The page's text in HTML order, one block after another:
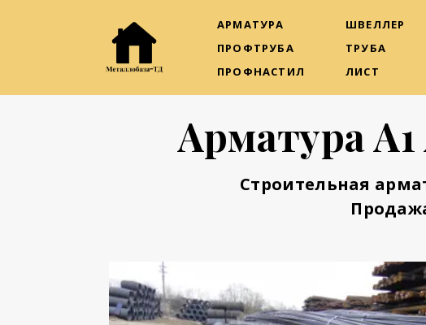
АРМАТУРА
ПРОФТРУБА
ПРОФНАСТИЛ
ШВЕЛЛЕР
ТРУБА
ЛИСТ
Арматура
Строительная